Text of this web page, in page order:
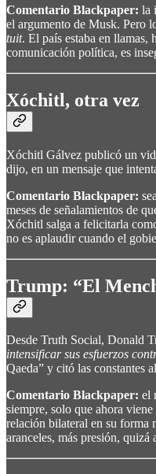
Comentario Blackpaper: la
el argumento de Musk. Pero
tuit. El país estaba en
comunicación política, es
Xóchitl, otra vez
Xóchitl Gálvez publicó un
dijo, en un mensaje que
Comentario Blackpaper:
meses de señalamientos de
Xóchitl salga a felicitarla
no es aplaudir cuando el
Trump: “El
Desde Truth Social, Donald
intensificar sus esfuerzos
Qaeda” y citó las constantes
Comentario Blackpaper: el
siempre, solo que ahora
relación bilateral en su forma
aranceles, más presión, quizá